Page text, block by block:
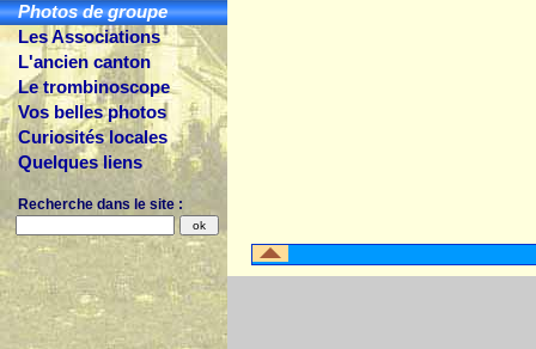
Photos de groupe
Les Associations
L'ancien canton
Le trombinoscope
Vos belles photos
Curiosités locales
Quelques liens
Recherche dans le site :